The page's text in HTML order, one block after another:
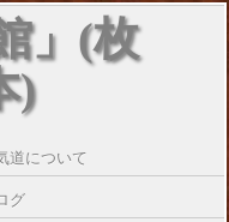
」(枚
)
道について
グ